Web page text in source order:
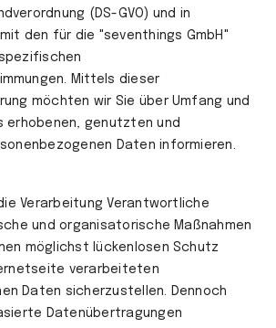
(DS-GVO) und in
den für die "seventhings GmbH"
Mittels dieser
möchten wir Sie über Umfang und
erhobenen, genutzten und
Daten informieren.
Verarbeitung Verantwortliche
und organisatorische Maßnahmen
möglichst lückenlosen Schutz
verarbeiteten
Daten sicherzustellen. Dennoch
Datenübertragungen